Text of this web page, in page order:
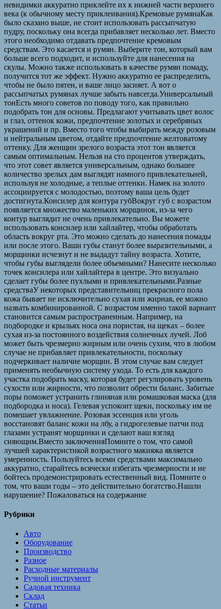
невидимки аккуратно приклейте их к нижней части верхнего
века (к обычному месту приклеивания).Кремовые румянаКак
было сказано выше, не стоит использовать рассыпчатую
пудру, поскольку она всегда прибавляет несколько лет. Вместо
этого необходимо отдавать предпочтение кремовым
средствам. Это касается и румян. Выберите тон, который вам
больше всего подходит, и используйте для нанесения на
скулы. Можно также использовать в качестве румян помаду,
получится тот же эффект. Нужно аккуратно ее распределить,
чтобы не было пятен, и ваше лицо засияет. А вот о
рассыпчатых румянах лучше забыть навсегда.Универсальный
тонЕсть много советов по поводу того, как правильно
подобрать тон для основы. Предлагают учитывать цвет волос
и глаз, оттенок кожи, предпочтение золотых и серебряных
украшений и пр. Вместо того чтобы выбирать между розовым
и нейтральным цветом, отдайте предпочтение желтоватому
оттенку. Для женщин зрелого возраста этот тон является
самым оптимальным. Нельзя на сто процентов утверждать,
что этот совет является универсальным, однако большее
количество зрелых дам выглядят намного привлекательней,
используя не холодные, а теплые оттенки. Намек на золото
ассоциируется с молодостью, поэтому ваша цель будет
достигнута.Консилер для контура губВокруг губ с возрастом
появляется множество маленьких морщинок, из-за чего
контур выглядит не очень привлекательно. Вы можете
использовать консилер или хайлайтер, чтобы обработать
область вокруг рта. Это можно сделать до нанесения помады
или после этого. Ваши губы станут более выразительными, а
морщинки исчезнут и не выдадут тайну возраста. Хотите,
чтобы губы выглядели более объемными? Нанесите несколько
точек консилера или хайлайтера в центре. Это визуально
сделает губы более пухлыми и привлекательными.Разные
средстваУ некоторых представительниц прекрасного пола
кожа бывает не исключительно сухая или жирная, ее можно
назвать комбинированной. С возрастом именно такой вариант
становится самым распространенным. Например, на
подбородке и крыльях носа она пористая, на щеках – более
сухая из-за постоянного воздействия солнечных лучей. Лоб
может быть чрезмерно жирным или очень сухим, что в любом
случае не прибавляет привлекательности, поскольку
подчеркивает наличие морщин. В этом случае вам следует
применять необычную систему ухода. То есть для каждого
участка подобрать маску, которая будет регулировать уровень
сухости или жирности, что позволит обрести баланс. Забитые
поры поможет устранить глиняная или ромашковая маска (для
подбородка и носа). Гелевая успокоит щеки, поскольку им не
помешает увлажнение. Розовая эссенция или уголь
восстановят баланс кожи на лбу, а гидрогелевые патчи под
глазами устранят морщинки и сделают ваш взгляд
сияющим.Вместо заключенияПомните о том, что самой
лучшей характеристикой возрастного макияжа является
умеренность. Пользуйтесь всеми средствами максимально
аккуратно, старайтесь всячески избегать чрезмерности и не
бойтесь продемонстрировать естественный вид. Помните о
том, что ваши годы – это действительно богатство.Нашли
нарушение? Пожаловаться на содержание
Рубрики
Авто
Оборудование
Производство
Разное
Расходные материалы
Ручной инструмент
Садовая техника
Склад
Статьи